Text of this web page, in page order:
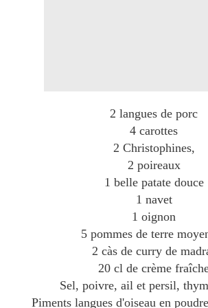
2 langues de porc
4 carottes
2 Christophines,
2 poireaux
1 belle patate douce
1 navet
1 oignon
5 pommes de terre
2 càs de curry de
20 cl de crème
Sel, poivre, ail et persil,
Piments langues d'oiseau en